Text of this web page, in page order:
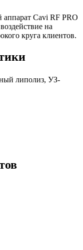
Cavi RF PRO
на
круга клиентов.
липолиз, УЗ-